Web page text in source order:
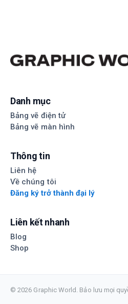
Danh mục
Bảng vẽ điện tử
Bảng vẽ màn hình
Thông tin
Liên hệ
Về chúng tôi
Đăng ký trở thành đại lý
Liên kết nhanh
Blog
Shop
© 2026 Graphic World. Bảo lưu mọi